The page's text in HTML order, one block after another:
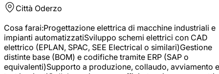
Città Oderzo
Cosa farai:Progettazione elettrica di macchine industriali e
impianti automatizzatiSviluppo schemi elettrici con CAD
elettrico (EPLAN, SPAC, SEE Electrical o similari)Gestione
distinte base (BOM) e codifiche tramite ERP (SAP o
equivalenti)Supporto a produzione, collaudo, avviamento e